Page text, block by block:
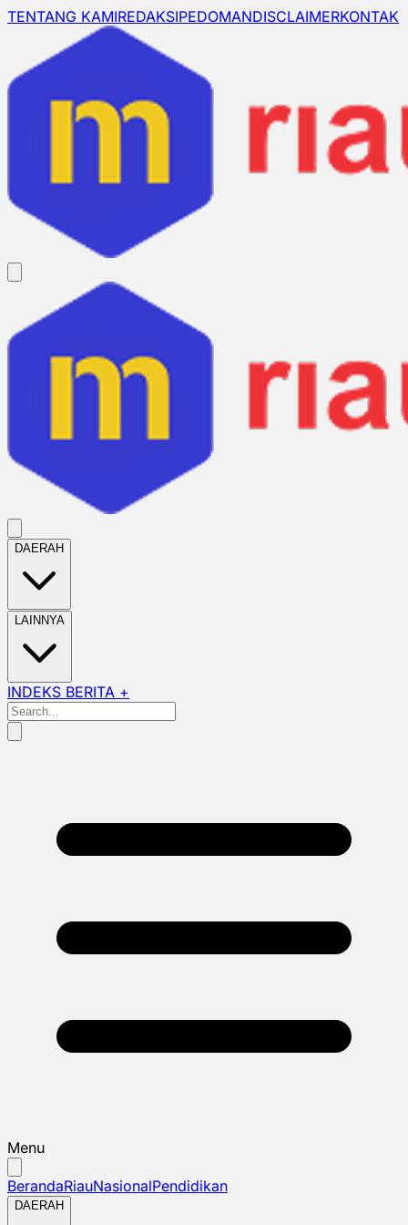
TENTANG KAMIREDAKSIPEDOMANDISCLAIMERKONTAK
DAERAH
LAINNYA
INDEKS BERITA +
Menu
BerandaRiauNasionalPendidikan
DAERAH